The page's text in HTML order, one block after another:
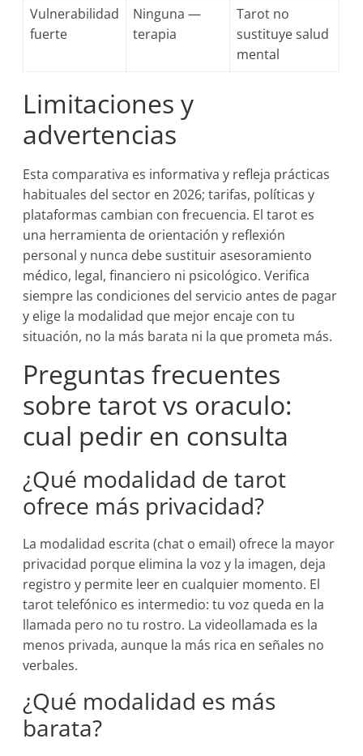
Vulnerabilidad
fuerte
Ninguna —
terapia
Tarot no
sustituye salud
mental
Limitaciones y
advertencias
Esta comparativa es informativa y refleja prácticas
habituales del sector en 2026; tarifas, políticas y
plataformas cambian con frecuencia. El tarot es
una herramienta de orientación y reflexión
personal y nunca debe sustituir asesoramiento
médico, legal, financiero ni psicológico. Verifica
siempre las condiciones del servicio antes de pagar
y elige la modalidad que mejor encaje con tu
situación, no la más barata ni la que prometa más.
Preguntas frecuentes
sobre tarot vs oraculo:
cual pedir en consulta
¿Qué modalidad de tarot
ofrece más privacidad?
La modalidad escrita (chat o email) ofrece la mayor
privacidad porque elimina la voz y la imagen, deja
registro y permite leer en cualquier momento. El
tarot telefónico es intermedio: tu voz queda en la
llamada pero no tu rostro. La videollamada es la
menos privada, aunque la más rica en señales no
verbales.
¿Qué modalidad es más
barata?